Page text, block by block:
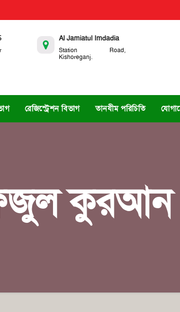
Al Jamiatul Imdadia
Station Road,
Kishoreganj.
রেজিস্ট্রেশন বিভাগ তানযীম পরিচিতি
কুরআন